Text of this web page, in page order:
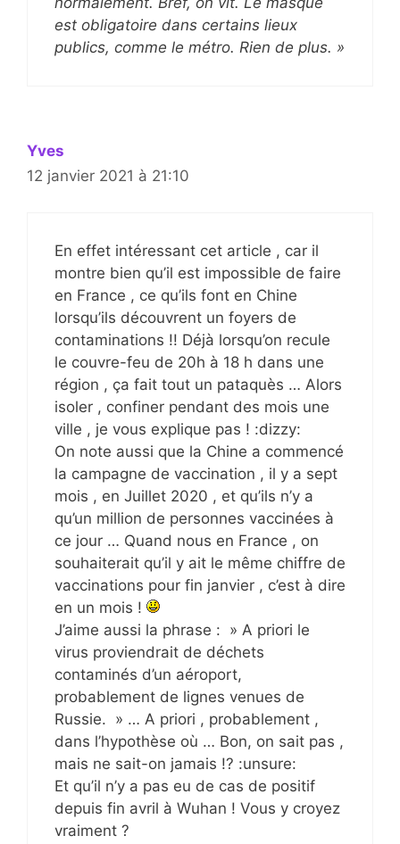
est obligatoire dans certains lieux
publics, comme le métro. Rien de plus. »
Yves
12 janvier 2021 à 21:10
En effet intéressant cet article , car il
montre bien qu’il est impossible de faire
en France , ce qu’ils font en Chine
lorsqu’ils découvrent un foyers de
contaminations !! Déjà lorsqu’on recule
le couvre-feu de 20h à 18 h dans une
région , ça fait tout un pataquès … Alors
isoler , confiner pendant des mois une
ville , je vous explique pas ! :dizzy:
On note aussi que la Chine a commencé
la campagne de vaccination , il y a sept
mois , en Juillet 2020 , et qu’ils n’y a
qu’un million de personnes vaccinées à
ce jour … Quand nous en France , on
souhaiterait qu’il y ait le même chiffre de
vaccinations pour fin janvier , c’est à dire
en un mois !
J’aime aussi la phrase : » A priori le
virus proviendrait de déchets
contaminés d’un aéroport,
probablement de lignes venues de
Russie. » … A priori , probablement ,
dans l’hypothèse où … Bon, on sait pas ,
mais ne sait-on jamais !? :unsure:
Et qu’il n’y a pas eu de cas de positif
depuis fin avril à Wuhan ! Vous y croyez
vraiment ?